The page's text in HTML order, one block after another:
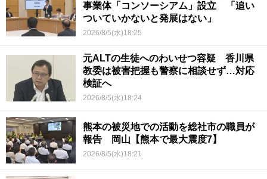
事業体「コンソーシアム」設立 「追い
ついていかないと発展はない」
2026/8/5(水)18:25
元ALTの生徒へのわいせつ容疑 香川県
教委は被害把握も警察に相談せず…対応
検証へ
2026/8/5(水)18:24
熊本の被災地での活動を総社市の職員が
報告 岡山【熊本で最大震度7】
2026/8/5(水)18:21